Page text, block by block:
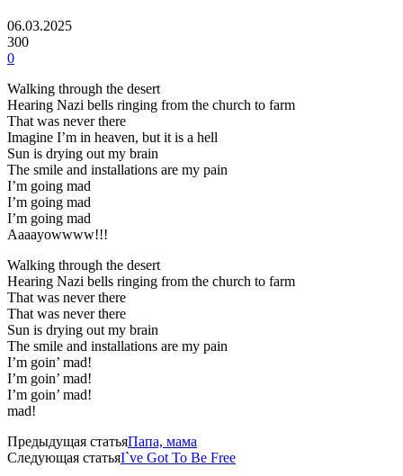
06.03.2025
300
0
Walking through the desert
Hearing Nazi bells ringing from the church to farm
That was never there
Imagine I’m in heaven, but it is a hell
Sun is drying out my brain
The smile and installations are my pain
I’m going mad
I’m going mad
I’m going mad
Aaaayowwww!!!
Walking through the desert
Hearing Nazi bells ringing from the church to farm
That was never there
That was never there
Sun is drying out my brain
The smile and installations are my pain
I’m goin’ mad!
I’m goin’ mad!
I’m goin’ mad!
mad!
Предыдущая статьяПапа, мама
Следующая статьяI`ve Got To Be Free